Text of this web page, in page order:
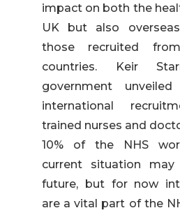
impact on both the
UK but also
those recruited
countries. Keir
government
international
trained nurses and
10% of the NHS
current situation
future, but for now
are a vital part of the